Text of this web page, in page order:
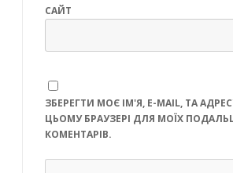
САЙТ
ЗБЕРЕГТИ МОЄ ІМ'Я, E-MAIL, ТА
ЦЬОМУ БРАУЗЕРІ ДЛЯ МОЇХ
КОМЕНТАРІВ.